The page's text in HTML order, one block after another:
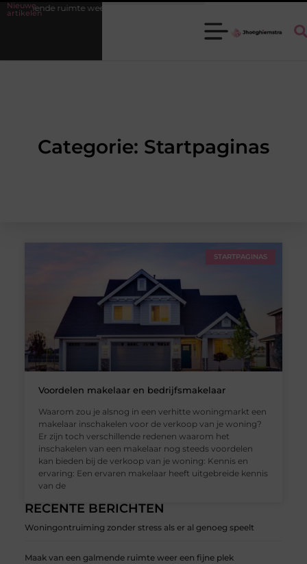
Nieuwe
artikelenruimte weer een fijne plek
Categorie: Startpaginas
RECENTE BERICHTEN
Woningontruiming zonder stress als er al genoeg speelt
Maak van een galmende ruimte weer een fijne plek
STARTPAGINAS
Voordelen makelaar en bedrijfsmakelaar
Waarom zou je alsnog in een verhitte woningmarkt een
makelaar inschakelen voor de verkoop van je woning?
Er zijn toch verschillende redenen waarom het
inschakelen van een makelaar nog steeds voordelen
kan bieden bij de verkoop van je woning: Kennis en
ervaring: Een ervaren makelaar heeft uitgebreide kennis
van de